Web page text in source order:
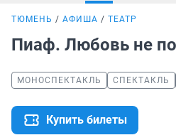
ТЮМЕНЬ АФИША ТЕАТР
Пиаф. Любовь не
МОНОСПЕКТАКЛЬ СПЕКТАКЛЬ
Купить билеты